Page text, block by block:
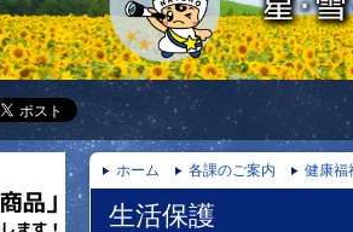
ホーム 各課のご案内 健康福
生活保護